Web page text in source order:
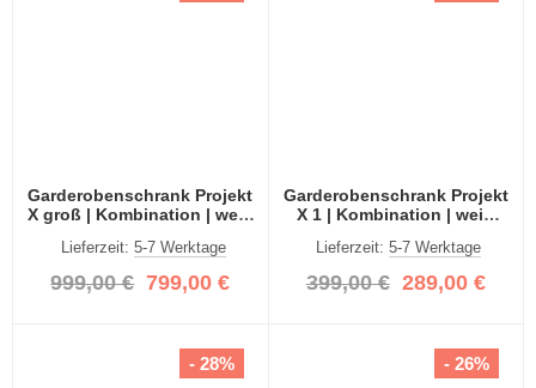
Garderobenschrank Projekt
X groß | Kombination | weiß
4-teilig
Lieferzeit: 5-7 Werktage
999,00 € 799,00 €
Garderobenschrank Projekt
X 1 | Kombination | weiß
2-teilig
Lieferzeit:5-7 Werktage
399,00 € 289,00 €
- 28% - 26%